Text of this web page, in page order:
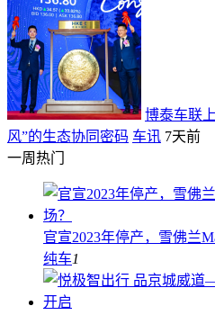
博泰车联
风”的生态协同密码 车讯 7天前
一周热门
官宣2023年停产，雪佛兰
纯车1